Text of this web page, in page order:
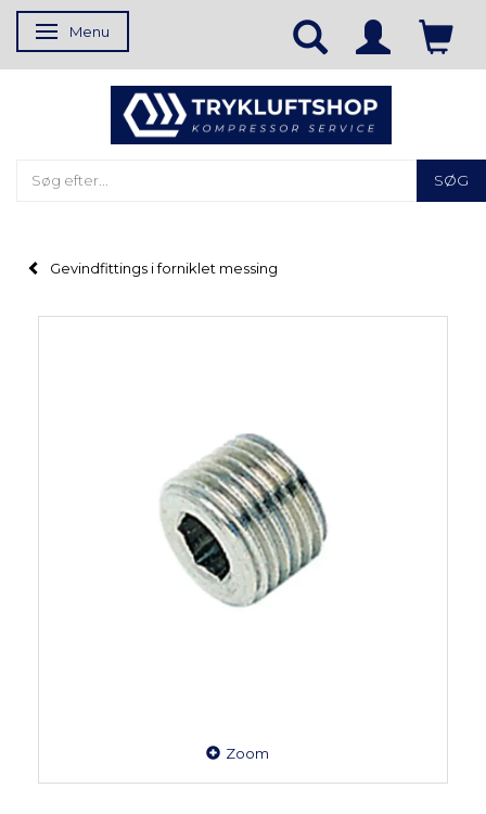
Skifte navigation
Menu
SØG
Gevindfittings i forniklet messing
Zoom